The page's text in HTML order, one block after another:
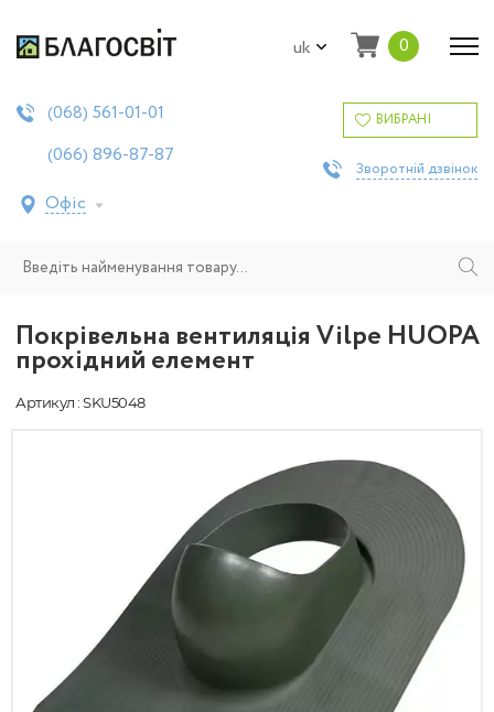
uk 0
(068) 561-01-01
(066) 896-87-87
Офіс
ВИБРАНІ
Зворотній дзвінок
Покрівельна вентиляція Vilpe HUOPA
прохідний елемент
Артикул : SKU5048